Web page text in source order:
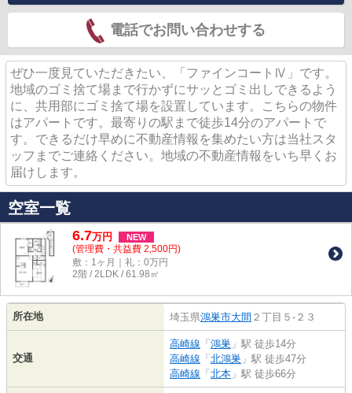
電話でお問い合わせする
ぜひ一度見ていただきたい、「ファインコートⅣ」です。
地域のゴミ捨て場まで行かずにサッとゴミ出しできるよう
に、共用部にゴミ捨て場を設置しています。こちらの物件
はアパートです。最寄りの駅まで徒歩14分のアパートで
す。できるだけ早めに不動産情報を集めたい方は当社スタ
ッフまでご連絡ください。地域の不動産情報をいち早くお
届けします。
空室一覧
6.7万円 NEW
(管理費・共益費 2,500円)
敷：1ヶ月｜礼：0万円
2階 / 2LDK / 61.98㎡
所在地 埼玉県鴻巣市大間 ２丁目５-２３
交通
高崎線 「 鴻巣 」駅 徒歩14分
高崎線 「 北鴻巣 」駅 徒歩47分
高崎線 「 北本 」駅 徒歩66分